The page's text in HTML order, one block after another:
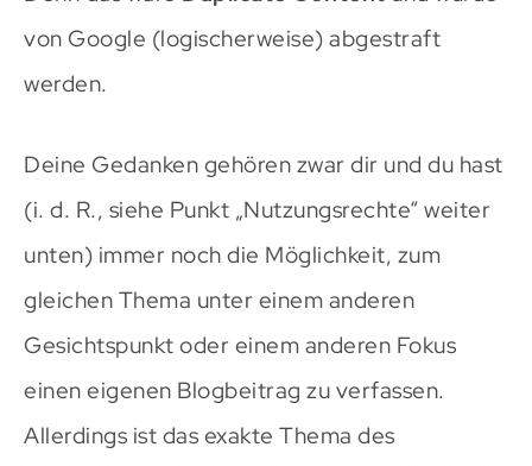
von Google (logischerweise) abgestraft
werden.
Deine Gedanken gehören zwar dir und du hast
(i. d. R., siehe Punkt „Nutzungsrechte“ weiter
unten) immer noch die Möglichkeit, zum
gleichen Thema unter einem anderen
Gesichtspunkt oder einem anderen Fokus
einen eigenen Blogbeitrag zu verfassen.
Allerdings ist das exakte Thema des